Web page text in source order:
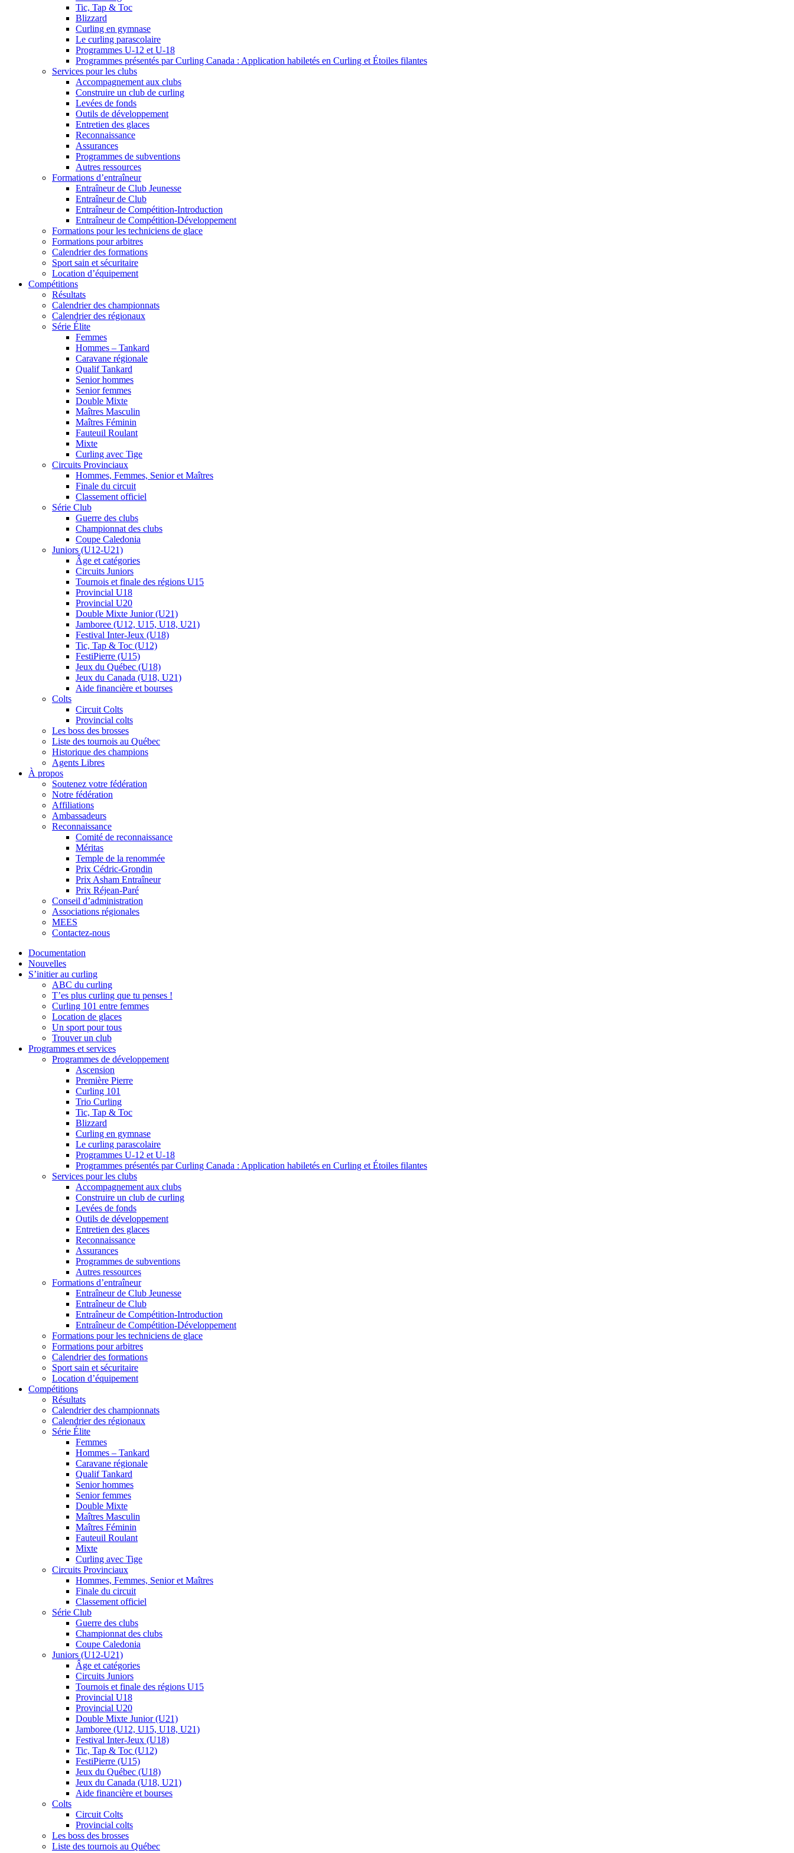
Tic, Tap & Toc
Blizzard
Curling en gymnase
Le curling parascolaire
Programmes U-12 et U-18
Programmes présentés par Curling Canada : Application habiletés en Curling et Étoiles filantes
Services pour les clubs
Accompagnement aux clubs
Construire un club de curling
Levées de fonds
Outils de développement
Entretien des glaces
Reconnaissance
Assurances
Programmes de subventions
Autres ressources
Formations d’entraîneur
Entraîneur de Club Jeunesse
Entraîneur de Club
Entraîneur de Compétition-Introduction
Entraîneur de Compétition-Développement
Formations pour les techniciens de glace
Formations pour arbitres
Calendrier des formations
Sport sain et sécuritaire
Location d’équipement
Compétitions
Résultats
Calendrier des championnats
Calendrier des régionaux
Série Élite
Femmes
Hommes – Tankard
Caravane régionale
Qualif Tankard
Senior hommes
Senior femmes
Double Mixte
Maîtres Masculin
Maîtres Féminin
Fauteuil Roulant
Mixte
Curling avec Tige
Circuits Provinciaux
Hommes, Femmes, Senior et Maîtres
Finale du circuit
Classement officiel
Série Club
Guerre des clubs
Championnat des clubs
Coupe Caledonia
Juniors (U12-U21)
Âge et catégories
Circuits Juniors
Tournois et finale des régions U15
Provincial U18
Provincial U20
Double Mixte Junior (U21)
Jamboree (U12, U15, U18, U21)
Festival Inter-Jeux (U18)
Tic, Tap & Toc (U12)
FestiPierre (U15)
Jeux du Québec (U18)
Jeux du Canada (U18, U21)
Aide financière et bourses
Colts
Circuit Colts
Provincial colts
Les boss des brosses
Liste des tournois au Québec
Historique des champions
Agents Libres
À propos
Soutenez votre fédération
Notre fédération
Affiliations
Ambassadeurs
Reconnaissance
Comité de reconnaissance
Méritas
Temple de la renommée
Prix Cédric-Grondin
Prix Asham Entraîneur
Prix Réjean-Paré
Conseil d’administration
Associations régionales
MEES
Contactez-nous
Documentation
Nouvelles
S’initier au curling
ABC du curling
T’es plus curling que tu penses !
Curling 101 entre femmes
Location de glaces
Un sport pour tous
Trouver un club
Programmes et services
Programmes de développement
Ascension
Première Pierre
Curling 101
Trio Curling
Tic, Tap & Toc
Blizzard
Curling en gymnase
Le curling parascolaire
Programmes U-12 et U-18
Programmes présentés par Curling Canada : Application habiletés en Curling et Étoiles filantes
Services pour les clubs
Accompagnement aux clubs
Construire un club de curling
Levées de fonds
Outils de développement
Entretien des glaces
Reconnaissance
Assurances
Programmes de subventions
Autres ressources
Formations d’entraîneur
Entraîneur de Club Jeunesse
Entraîneur de Club
Entraîneur de Compétition-Introduction
Entraîneur de Compétition-Développement
Formations pour les techniciens de glace
Formations pour arbitres
Calendrier des formations
Sport sain et sécuritaire
Location d’équipement
Compétitions
Résultats
Calendrier des championnats
Calendrier des régionaux
Série Élite
Femmes
Hommes – Tankard
Caravane régionale
Qualif Tankard
Senior hommes
Senior femmes
Double Mixte
Maîtres Masculin
Maîtres Féminin
Fauteuil Roulant
Mixte
Curling avec Tige
Circuits Provinciaux
Hommes, Femmes, Senior et Maîtres
Finale du circuit
Classement officiel
Série Club
Guerre des clubs
Championnat des clubs
Coupe Caledonia
Juniors (U12-U21)
Âge et catégories
Circuits Juniors
Tournois et finale des régions U15
Provincial U18
Provincial U20
Double Mixte Junior (U21)
Jamboree (U12, U15, U18, U21)
Festival Inter-Jeux (U18)
Tic, Tap & Toc (U12)
FestiPierre (U15)
Jeux du Québec (U18)
Jeux du Canada (U18, U21)
Aide financière et bourses
Colts
Circuit Colts
Provincial colts
Les boss des brosses
Liste des tournois au Québec